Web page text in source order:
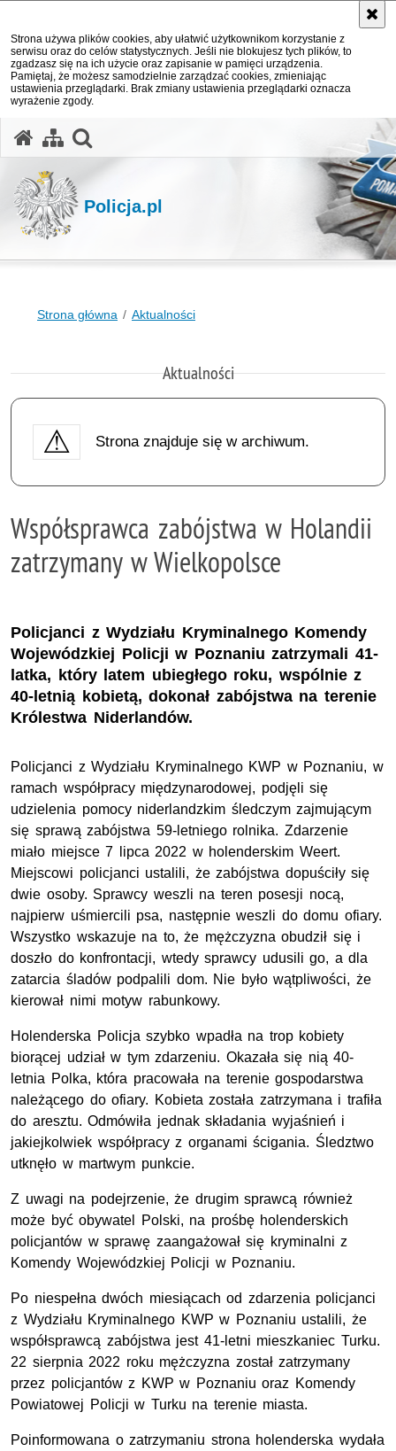
Strona używa plików cookies, aby ułatwić użytkownikom korzystanie z
serwisu oraz do celów statystycznych. Jeśli nie blokujesz tych plików, to
zgadzasz się na ich użycie oraz zapisanie w pamięci urządzenia.
Pamiętaj, że możesz samodzielnie zarządzać cookies, zmieniając
ustawienia przeglądarki. Brak zmiany ustawienia przeglądarki oznacza
wyrażenie zgody.
Policja.pl
Strona główna Aktualności
Aktualności
Strona znajduje się w archiwum.
Współsprawca zabójstwa w Holandii
zatrzymany w Wielkopolsce
Policjanci z Wydziału Kryminalnego Komendy
Wojewódzkiej Policji w Poznaniu zatrzymali 41-
latka, który latem ubiegłego roku, wspólnie z
40-letnią kobietą, dokonał zabójstwa na terenie
Królestwa Niderlandów.
Policjanci z Wydziału Kryminalnego KWP w Poznaniu, w
ramach współpracy międzynarodowej, podjęli się
udzielenia pomocy niderlandzkim śledczym zajmującym
się sprawą zabójstwa 59-letniego rolnika. Zdarzenie
miało miejsce 7 lipca 2022 w holenderskim Weert.
Miejscowi policjanci ustalili, że zabójstwa dopuściły się
dwie osoby. Sprawcy weszli na teren posesji nocą,
najpierw uśmiercili psa, następnie weszli do domu ofiary.
Wszystko wskazuje na to, że mężczyzna obudził się i
doszło do konfrontacji, wtedy sprawcy udusili go, a dla
zatarcia śladów podpalili dom. Nie było wątpliwości, że
kierował nimi motyw rabunkowy.
Holenderska Policja szybko wpadła na trop kobiety
biorącej udział w tym zdarzeniu. Okazała się nią 40-
letnia Polka, która pracowała na terenie gospodarstwa
należącego do ofiary. Kobieta została zatrzymana i trafiła
do aresztu. Odmówiła jednak składania wyjaśnień i
jakiejkolwiek współpracy z organami ścigania. Śledztwo
utknęło w martwym punkcie.
Z uwagi na podejrzenie, że drugim sprawcą również
może być obywatel Polski, na prośbę holenderskich
policjantów w sprawę zaangażował się kryminalni z
Komendy Wojewódzkiej Policji w Poznaniu.
Po niespełna dwóch miesiącach od zdarzenia policjanci
z Wydziału Kryminalnego KWP w Poznaniu ustalili, że
współsprawcą zabójstwa jest 41-letni mieszkaniec Turku.
22 sierpnia 2022 roku mężczyzna został zatrzymany
przez policjantów z KWP w Poznaniu oraz Komendy
Powiatowej Policji w Turku na terenie miasta.
Poinformowana o zatrzymaniu strona holenderska wydała